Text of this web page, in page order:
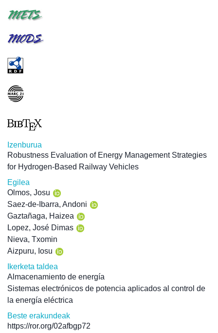
Izenburua
Robustness Evaluation of Energy Management Strategies
for Hydrogen-Based Railway Vehicles
Egilea
Olmos, Josu
Saez-de-Ibarra, Andoni
Gaztañaga, Haizea
Lopez, José Dimas
Nieva, Txomin
Aizpuru, Iosu
Ikerketa taldea
Almacenamiento de energía
Sistemas electrónicos de potencia aplicados al control de
la energía eléctrica
Beste erakundeak
https://ror.org/02afbgp72